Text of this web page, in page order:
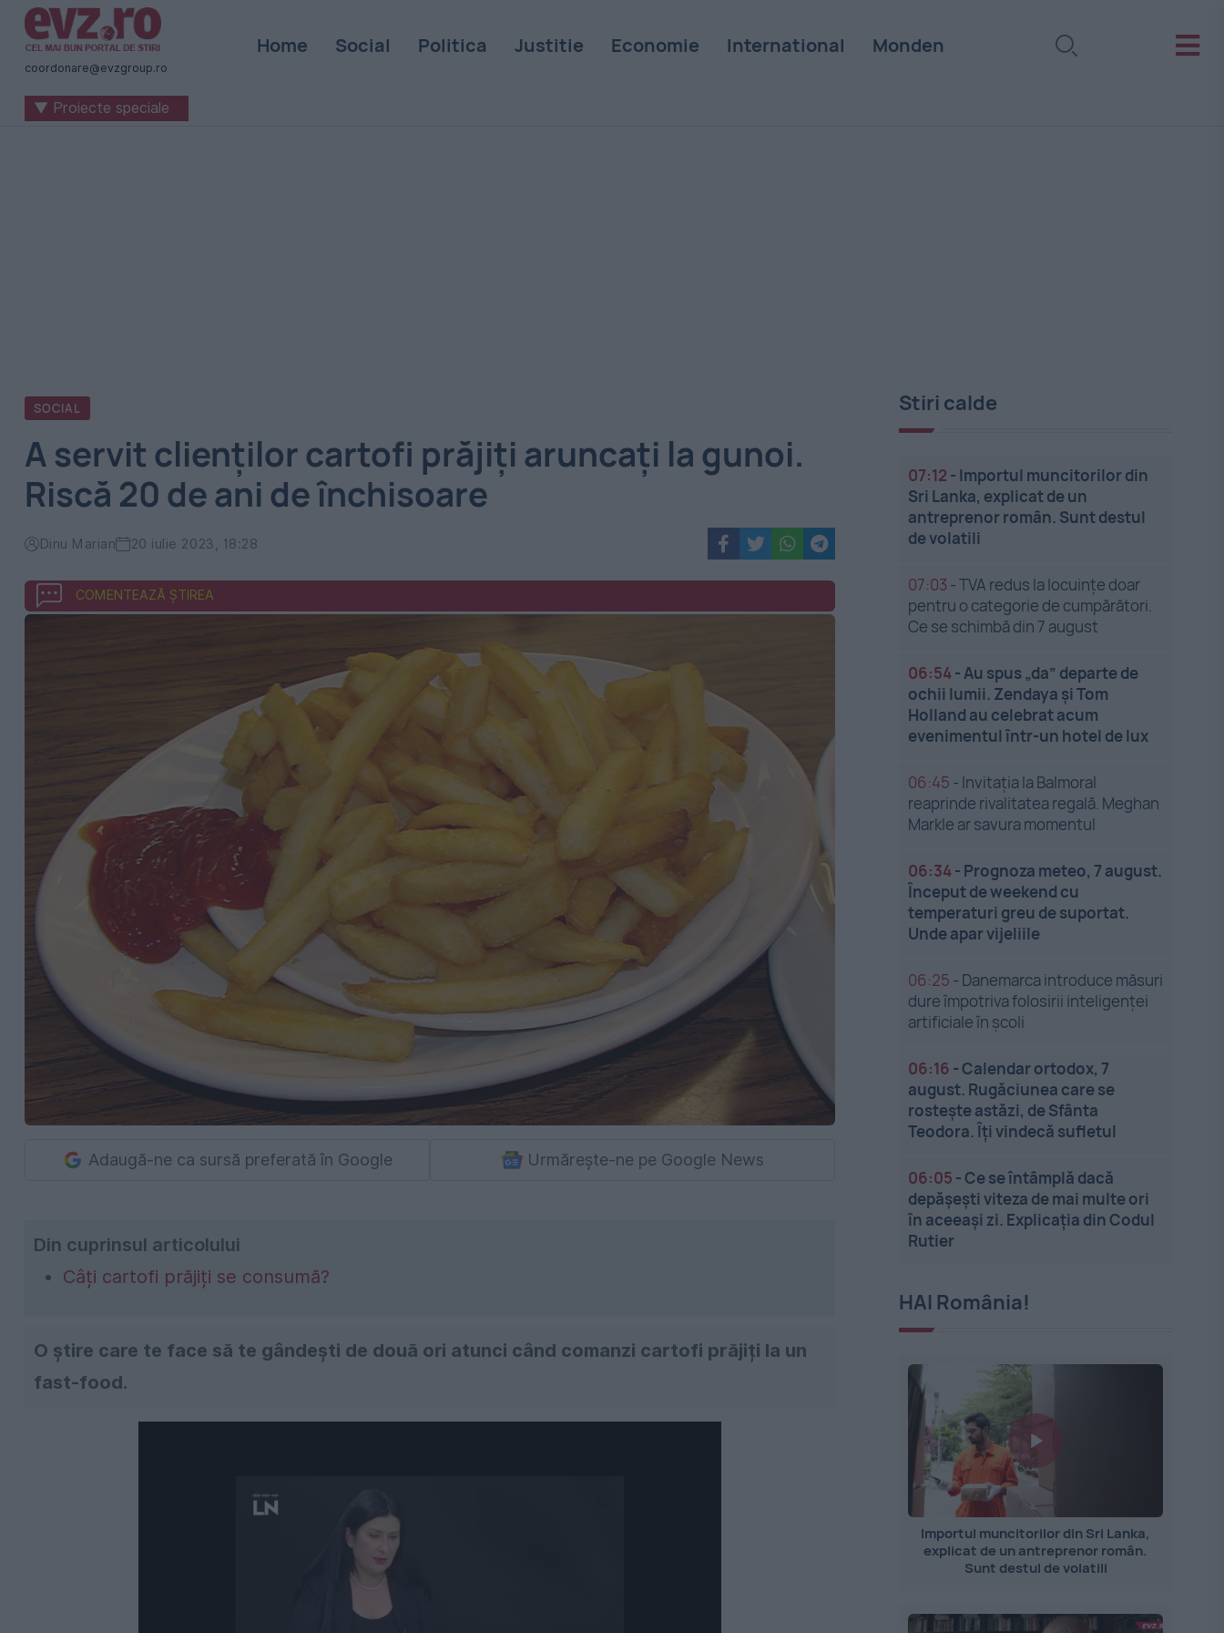
Știri
naționale
internaționale
coordonare@evzgroup.ro
Home Social Politica Justitie Economie International Monden
▼ Proiecte speciale
SOCIAL
A servit clienților cartofi prăjiți aruncați la gunoi.
Riscă 20 de ani de închisoare
Dinu Marian 20 iulie 2023, 18:28
COMENTEAZĂ ȘTIREA
Adaugă-ne ca sursă preferată în Google Urmărește-ne pe Google News
Din cuprinsul articolului
Câți cartofi prăjiți se consumă?
O știre care te face să te gândești de două ori atunci când comanzi cartofi prăjiți la un
fast-food.
Stiri calde
07:12 - Importul muncitorilor din
Sri Lanka, explicat de un
antreprenor român. Sunt destul
de volatili
07:03 -TVA redus la locuințe doar
pentru o categorie de cumpărători.
Ce se schimbă din 7 august
06:54-Au spus „da” departe de
ochii lumii. Zendaya și Tom
Holland au celebrat acum
evenimentul într-un hotel de lux
06:45 - Invitația la Balmoral
reaprinde rivalitatea regală. Meghan
Markle ar savura momentul
06:34- Prognoza meteo, 7 august.
Început de weekend cu
temperaturi greu de suportat.
Unde apar vijeliile
06:25 - Danemarca introduce măsuri
dure împotriva folosirii inteligenței
artificiale în școli
06:16 -Calendar ortodox, 7
august. Rugăciunea care se
rostește astăzi, de Sfânta
Teodora. Îți vindecă sufletul
06:05 -Ce se întâmplă dacă
depășești viteza de mai multe ori
în aceeași zi. Explicația din Codul
Rutier
HAI România!
Importul muncitorilor din Sri Lanka,
explicat de un antreprenor român.
Sunt destul de volatili